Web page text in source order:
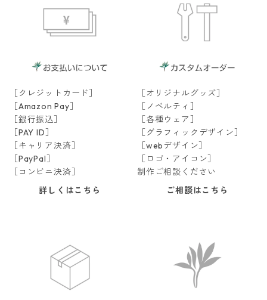
［クレジットカード］
［Amazon Pay］
［銀行振込］
［PAY ID］
［キャリア決済］
［PayPal］
［コンビニ決済］
詳しくはこちら
［オリジナルグッズ］
［ノベルティ］
［各種ウェア］
［グラフィックデザイン］
［webデザイン］
［ロゴ・アイコン］
制作ご相談ください
ご相談はこちら